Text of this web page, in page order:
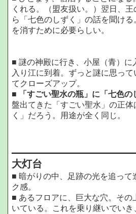
くれる。（盟友扱い。）翌日、
ら「七色のしずく」の話を聞ける
を消すために必要らしい。
■ 謎の神殿に行き、小屋（青）に
入り江に到着。ずっと謎に思っ
てクローズアップ。
■
「すごい聖水の瓶」に「七色の
盤出てきた「すごい聖水」の正
く」だろう。用途が全く同じ。
大灯台
■ 暗がりの中、足跡の光を追って
ク感。
■ あるフロアに、巨大な穴。その
いている。これを乗り継いでいき